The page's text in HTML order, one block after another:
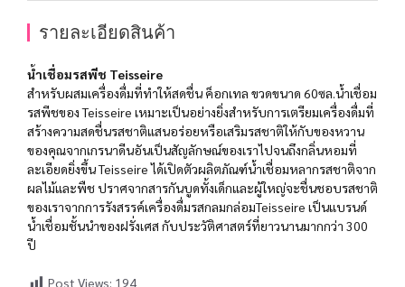
รายละเอียดสินค้า
น้ำเชื่อมรสพีช Teisseire
สำหรับผสมเครื่องดื่มที่ทำให้สดชื่น ค็อกเทล ขวดขนาด 60ซล.น้ำเชื่อม
รสพีชของ Teisseire เหมาะเป็นอย่างยิ่งสำหรับการเตรียมเครื่องดื่มที่
สร้างความสดชื่นรสชาติแสนอร่อยหรือเสริมรสชาติให้กับของหวาน
ของคุณจากเกรนาดีนอันเป็นสัญลักษณ์ของเราไปจนถึงกลิ่นหอมที่
ละเอียดยิ่งขึ้น Teisseire ได้เปิดตัวผลิตภัณฑ์น้ำเชื่อมหลากรสชาติจาก
ผลไม้และพืช ปราศจากสารกันบูดทั้งเด็กและผู้ใหญ่จะชื่นชอบรสชาติ
ของเราจากการรังสรรค์เครื่องดื่มรสกลมกล่อมTeisseire เป็นแบรนด์
น้ำเชื่อมชั้นนำของฝรั่งเศส กับประวัติศาสตร์ที่ยาวนานมากกว่า 300
ปี
Post Views: 194